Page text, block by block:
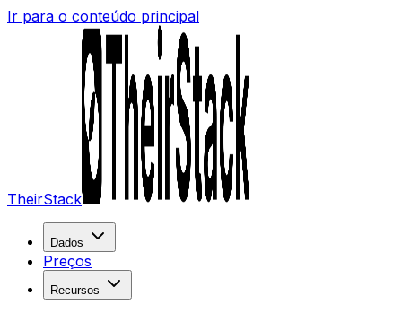
Ir para o conteúdo principal
TheirStack
Dados
Preços
Recursos